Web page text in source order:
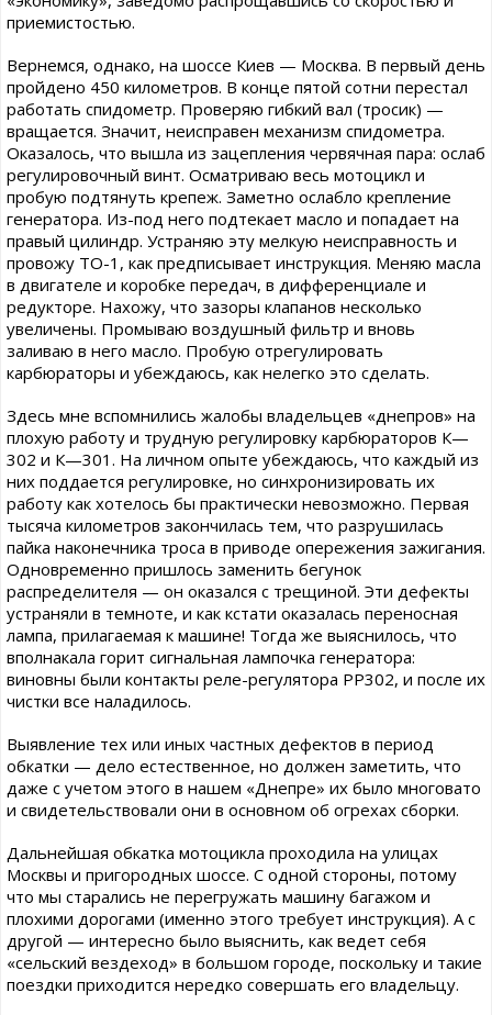
приемистостью.
Вернемся, однако, на шоссе Киев — Москва. В первый день
пройдено 450 километров. В конце пятой сотни перестал
работать спидометр. Проверяю гибкий вал (тросик) —
вращается. Значит, неисправен механизм спидометра.
Оказалось, что вышла из зацепления червячная пара: ослаб
регулировочный винт. Осматриваю весь мотоцикл и
пробую подтянуть крепеж. Заметно ослабло крепление
генератора. Из-под него подтекает масло и попадает на
правый цилиндр. Устраняю эту мелкую неисправность и
провожу ТО-1, как предписывает инструкция. Меняю масла
в двигателе и коробке передач, в дифференциале и
редукторе. Нахожу, что зазоры клапанов несколько
увеличены. Промываю воздушный фильтр и вновь
заливаю в него масло. Пробую отрегулировать
карбюраторы и убеждаюсь, как нелегко это сделать.
Здесь мне вспомнились жалобы владельцев «днепров» на
плохую работу и трудную регулировку карбюраторов К—
302 и К—301. На личном опыте убеждаюсь, что каждый из
них поддается регулировке, но синхронизировать их
работу как хотелось бы практически невозможно. Первая
тысяча километров закончилась тем, что разрушилась
пайка наконечника троса в приводе опережения зажигания.
Одновременно пришлось заменить бегунок
распределителя — он оказался с трещиной. Эти дефекты
устраняли в темноте, и как кстати оказалась переносная
лампа, прилагаемая к машине! Тогда же выяснилось, что
вполнакала горит сигнальная лампочка генератора:
виновны были контакты реле-регулятора РР302, и после их
чистки все наладилось.
Выявление тех или иных частных дефектов в период
обкатки — дело естественное, но должен заметить, что
даже с учетом этого в нашем «Днепре» их было многовато
и свидетельствовали они в основном об огрехах сборки.
Дальнейшая обкатка мотоцикла проходила на улицах
Москвы и пригородных шоссе. С одной стороны, потому
что мы старались не перегружать машину багажом и
плохими дорогами (именно этого требует инструкция). А с
другой — интересно было выяснить, как ведет себя
«сельский вездеход» в большом городе, поскольку и такие
поездки приходится нередко совершать его владельцу.